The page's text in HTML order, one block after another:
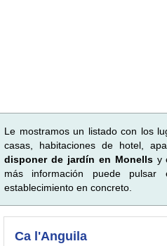
Le mostramos un listado con los
casas, habitaciones de hotel,
disponer de jardín en Monellsy
más información puede
establecimiento en concreto.
Ca l'Anguila